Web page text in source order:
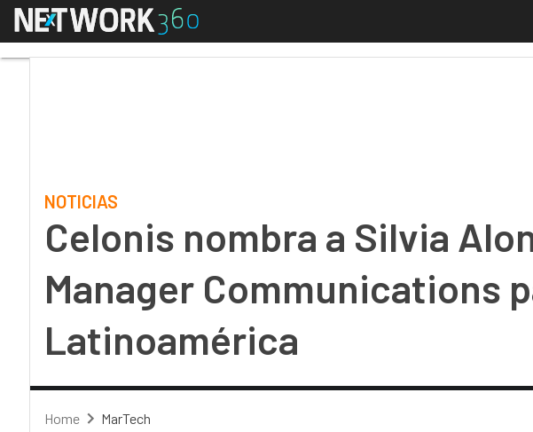
Menú Celonis nombra a Silvia Alonso Senior
NOTICIAS
Celonis nombra a Silvia
Manager Communications
Latinoamérica
Home MarTech